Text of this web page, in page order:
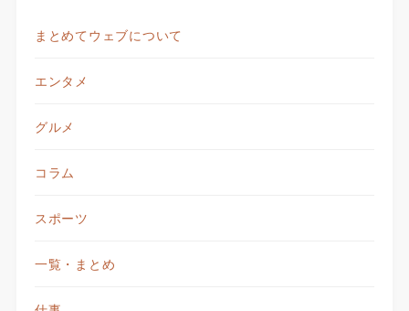
まとめてウェブについて
エンタメ
グルメ
コラム
スポーツ
一覧・まとめ